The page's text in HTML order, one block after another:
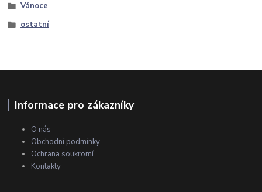
Vánoce
ostatní
Informace pro zákazníky
O nás
Obchodní podmínky
Ochrana soukromí
Kontakty